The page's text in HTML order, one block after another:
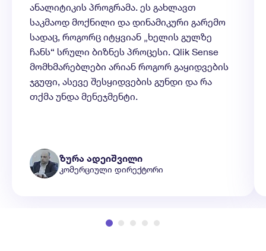
ანალიტიკის პროგრამა. ეს გახლავთ
საკმაოდ მოქნილი და დინამიკური გარემო
სადაც, როგორც იტყვიან „ხელის გულზე
ჩანს“ სრული ბიზნეს პროცესი. Qlik Sense
მომხმარებლები არიან როგორ გაყიდვების
ჯგუფი, ასევე შესყიდვების გუნდი და რა
თქმა უნდა მენეჯმენტი.
ზურა ადეიშვილი
კომერციული დირექტორი